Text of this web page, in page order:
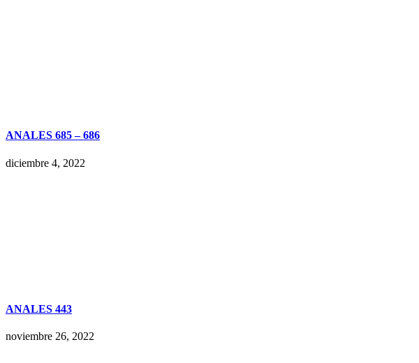
ANALES 685 – 686
diciembre 4, 2022
ANALES 443
noviembre 26, 2022